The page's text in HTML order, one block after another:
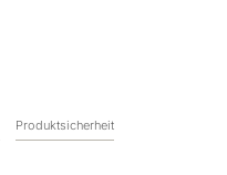
Produktsicherheit